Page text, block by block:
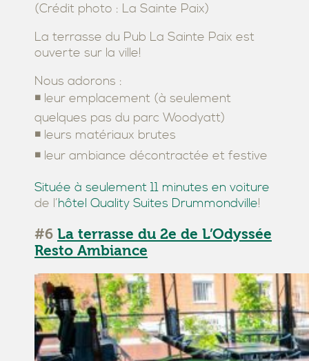
(Crédit photo : La Sainte Paix)
La terrasse du Pub La Sainte Paix est
ouverte sur la ville!
Nous adorons :
◾ leur emplacement (à seulement
quelques pas du parc Woodyatt)
◾ leurs matériaux brutes
◾ leur ambiance décontractée et festive
Située à seulement 11 minutes en voiture
de l’hôtel Quality Suites Drummondville!
#6 La terrasse du 2e de L’Odyssée
Resto Ambiance